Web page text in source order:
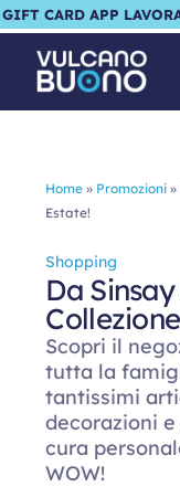
GIFT CARD APP
Home » Promozioni »
Estate!
Shopping
Da
Scopri il
tutta la
tantissimi
decorazioni
cura
WOW!